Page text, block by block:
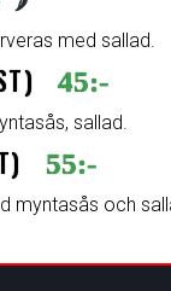
med sallad.
45:-
sallad.
55:-
myntasås och